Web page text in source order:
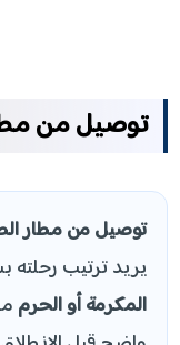
توصيل من
توصيل من مطار
يريد ترتيب
المكرمة أو الحرم